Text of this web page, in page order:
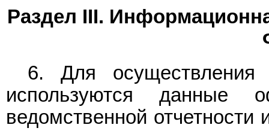
Раздел III.
6. Для осуществления
используются данные
ведомственной